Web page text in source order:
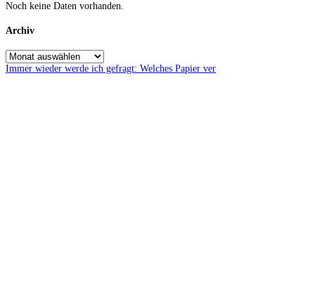
Noch keine Daten vorhanden.
Archiv
Immer wieder werde ich gefragt: Welches Papier ver